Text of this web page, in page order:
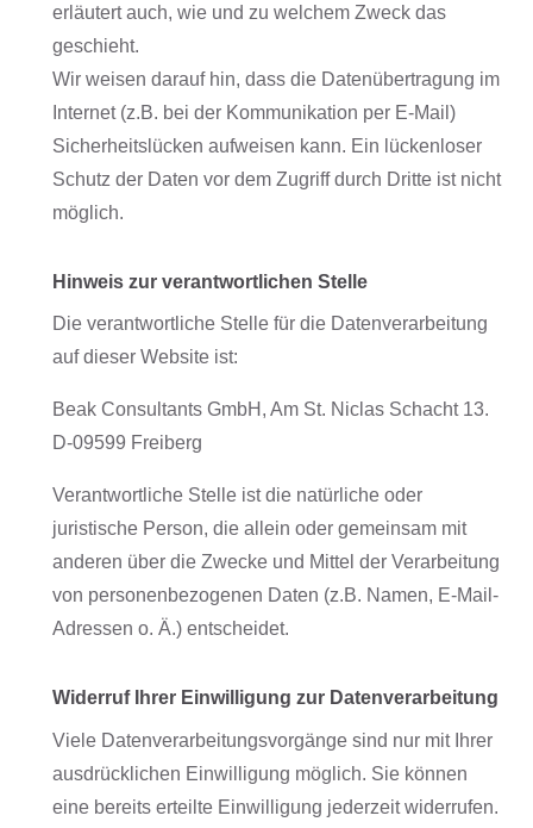
erläutert auch, wie und zu welchem Zweck das
geschieht.
Wir weisen darauf hin, dass die Datenübertragung im
Internet (z.B. bei der Kommunikation per E-Mail)
Sicherheitslücken aufweisen kann. Ein lückenloser
Schutz der Daten vor dem Zugriff durch Dritte ist nicht
möglich.
Hinweis zur verantwortlichen Stelle
Die verantwortliche Stelle für die Datenverarbeitung
auf dieser Website ist:
Beak Consultants GmbH, Am St. Niclas Schacht 13.
D-09599 Freiberg
Verantwortliche Stelle ist die natürliche oder
juristische Person, die allein oder gemeinsam mit
anderen über die Zwecke und Mittel der Verarbeitung
von personenbezogenen Daten (z.B. Namen, E-Mail-
Adressen o. Ä.) entscheidet.
Widerruf Ihrer Einwilligung zur Datenverarbeitung
Viele Datenverarbeitungsvorgänge sind nur mit Ihrer
ausdrücklichen Einwilligung möglich. Sie können
eine bereits erteilte Einwilligung jederzeit widerrufen.